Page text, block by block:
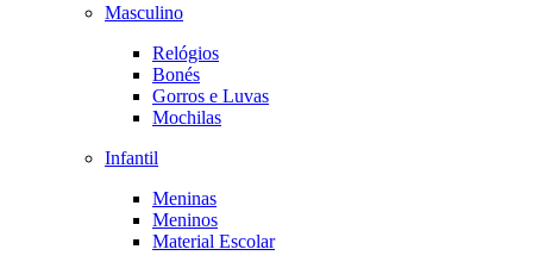
Masculino
Relógios
Bonés
Gorros e Luvas
Mochilas
Infantil
Meninas
Meninos
Material Escolar